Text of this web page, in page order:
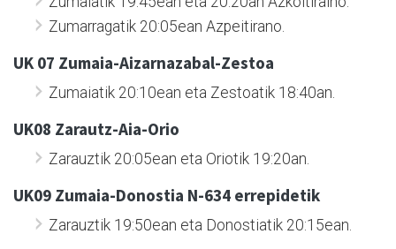
Zumarragatik 20:05ean Azpeitirano.
UK 07 Zumaia-Aizarnazabal-Zestoa
Zumaiatik 20:10ean eta Zestoatik 18:40an.
UK08 Zarautz-Aia-Orio
Zarauztik 20:05ean eta Oriotik 19:20an.
UK09 Zumaia-Donostia N-634 errepidetik
Zarauztik 19:50ean eta Donostiatik 20:15ean.